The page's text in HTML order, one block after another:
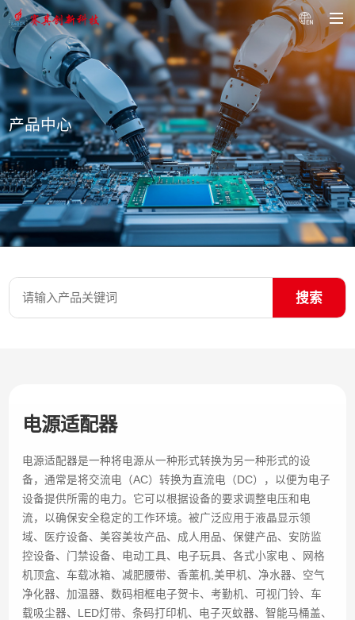
产品中心
搜索
电源适配器
电源适配器是一种将电源从一种形式转换为另一种形式的设
备，通常是将交流电（AC）转换为直流电（DC），以便为电子
设备提供所需的电力。它可以根据设备的要求调整电压和电
流，以确保安全稳定的工作环境。被广泛应用于液晶显示领
域、医疗设备、美容美妆产品、成人用品、保健产品、安防监
控设备、门禁设备、电动工具、电子玩具、各式小家电 、网格
机顶盒、车载冰箱、减肥腰带、香薰机,美甲机、净水器、空气
净化器、加温器、数码相框电子贺卡、考勤机、可视门铃、车
载吸尘器、LED灯带、条码打印机、电子灭蚊器、智能马桶盖、